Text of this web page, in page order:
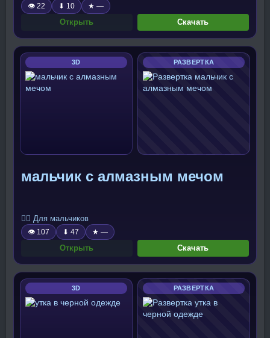
👁 22 ⬇ 10 ★ —
Открыть Скачать
3D РАЗВЕРТКА
мальчик с алмазным мечом
🧍‍♂️ Для мальчиков
👁 107 ⬇ 47 ★ —
Открыть Скачать
3D РАЗВЕРТКА